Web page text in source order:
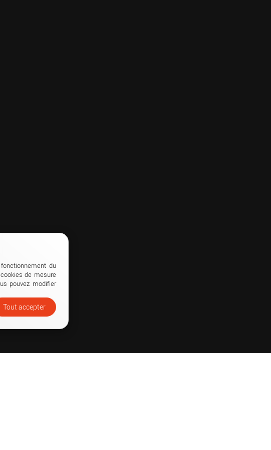
du
de mesure
pouvez modifier
Tout accepter